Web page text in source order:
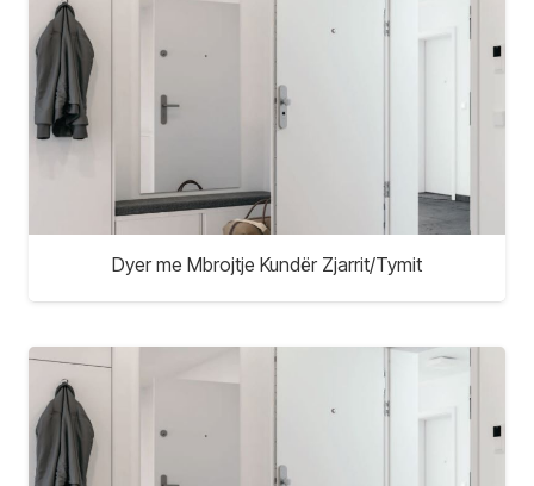
Dyer me Mbrojtje Kundër Zjarrit/Tymit